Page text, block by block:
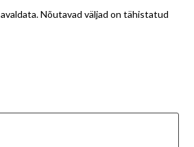
Nõutavad väljad on tähistatud